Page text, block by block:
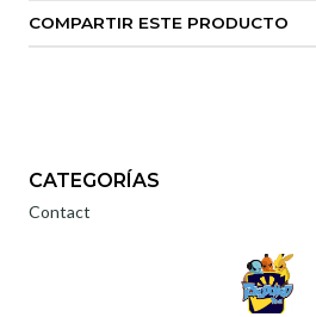
COMPARTIR ESTE PRODUCTO
CATEGORÍAS
Contact